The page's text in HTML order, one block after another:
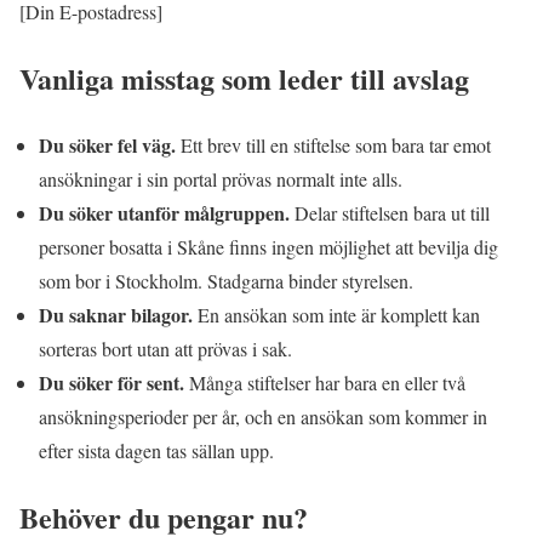
[Din E-postadress]
Vanliga misstag som leder till avslag
Du söker fel väg.Ett brev till en stiftelse som bara tar emot
ansökningar i sin portal prövas normalt inte alls.
Du söker utanför målgruppen.Delar stiftelsen bara ut till
personer bosatta i Skåne finns ingen möjlighet att bevilja dig
som bor i Stockholm. Stadgarna binder styrelsen.
Du saknar bilagor.En ansökan som inte är komplett kan
sorteras bort utan att prövas i sak.
Du söker för sent.Många stiftelser har bara en eller två
ansökningsperioder per år, och en ansökan som kommer in
efter sista dagen tas sällan upp.
Behöver du pengar nu?